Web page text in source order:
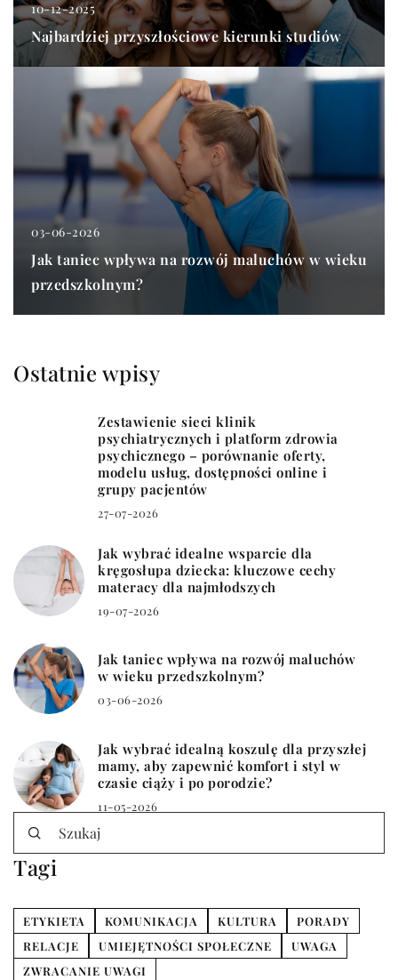
10-12-2025
Najbardziej przyszłościowe kierunki studiów
03-06-2026
Jak taniec wpływa na rozwój maluchów w wieku
przedszkolnym?
Ostatnie wpisy
Zestawienie sieci klinik
psychiatrycznych i platform zdrowia
psychicznego – porównanie oferty,
modelu usług, dostępności online i
grupy pacjentów
27-07-2026
Jak wybrać idealne wsparcie dla
kręgosłupa dziecka: kluczowe cechy
materacy dla najmłodszych
19-07-2026
Jak taniec wpływa na rozwój maluchów
w wieku przedszkolnym?
03-06-2026
Jak wybrać idealną koszulę dla przyszłej
mamy, aby zapewnić komfort i styl w
czasie ciąży i po porodzie?
11-05-2026
Tagi
ETYKIETA KOMUNIKACJA KULTURA
PORADY
RELACJE
UMIEJĘTNOŚCI SPOŁECZNE
UWAGA
ZWRACANIE UWAGI